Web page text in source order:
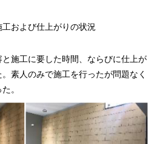
および仕上がりの状況
施工に要した時間、ならびに仕上が
素人のみで施工を行ったが問題なく
。